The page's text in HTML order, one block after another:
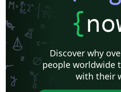
{
Discover why
people worldwide
with their